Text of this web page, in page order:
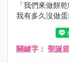
「我們來做餅
我有多久沒做
考了許多食譜
『聖誕節造型
關鍵字： 聖誕